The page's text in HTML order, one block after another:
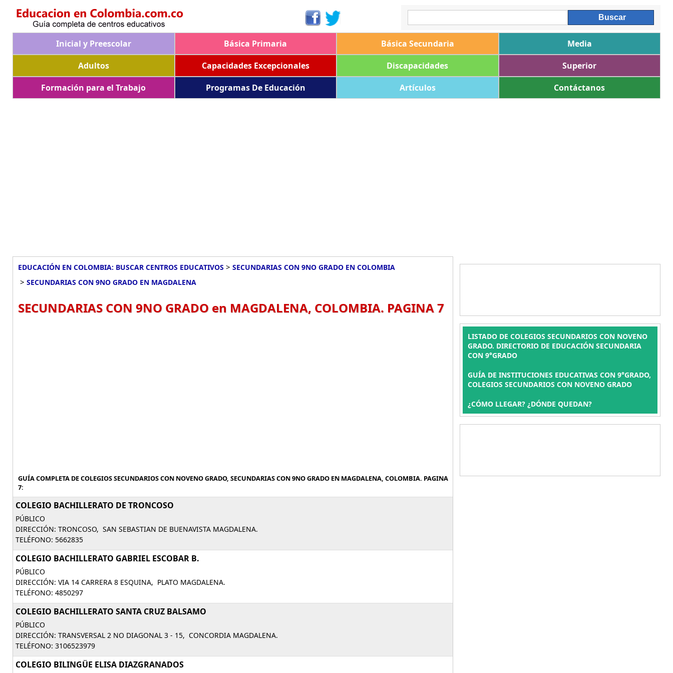
Inicial y Preescolar Básica Primaria Básica Secundaria
Media
Adultos
Capacidades Excepcionales Discapacidades
Superior
Formación para el Trabajo
Programas De Educación Artículos Contáctanos
EDUCACIÓN EN COLOMBIA: BUSCAR CENTROS EDUCATIVOS > SECUNDARIAS CON 9NO GRADO EN COLOMBIA
> SECUNDARIAS CON 9NO GRADO EN MAGDALENA
SECUNDARIAS CON 9NO GRADO en MAGDALENA, COLOMBIA. PAGINA 7
GUÍA COMPLETA DE COLEGIOS SECUNDARIOS CON NOVENO GRADO, SECUNDARIAS CON 9NO GRADO EN MAGDALENA, COLOMBIA. PAGINA
7:
COLEGIO BACHILLERATO DE TRONCOSO
PÚBLICO
DIRECCIÓN: TRONCOSO, SAN SEBASTIAN DE BUENAVISTA MAGDALENA.
TELÉFONO: 5662835
COLEGIO BACHILLERATO GABRIEL ESCOBAR B.
PÚBLICO
DIRECCIÓN: VIA 14 CARRERA 8 ESQUINA, PLATO MAGDALENA.
TELÉFONO: 4850297
COLEGIO BACHILLERATO SANTA CRUZ BALSAMO
PÚBLICO
DIRECCIÓN: TRANSVERSAL 2 NO DIAGONAL 3 - 15, CONCORDIA MAGDALENA.
TELÉFONO: 3106523979
COLEGIO BILINGÜE ELISA DIAZGRANADOS
LISTADO DE COLEGIOS SECUNDARIOS CON NOVENO
GRADO. DIRECTORIO DE EDUCACIÓN SECUNDARIA
CON 9°GRADO
GUÍA DE INSTITUCIONES EDUCATIVAS CON 9°GRADO,
COLEGIOS SECUNDARIOS CON NOVENO GRADO
¿CÓMO LLEGAR? ¿DÓNDE QUEDAN?